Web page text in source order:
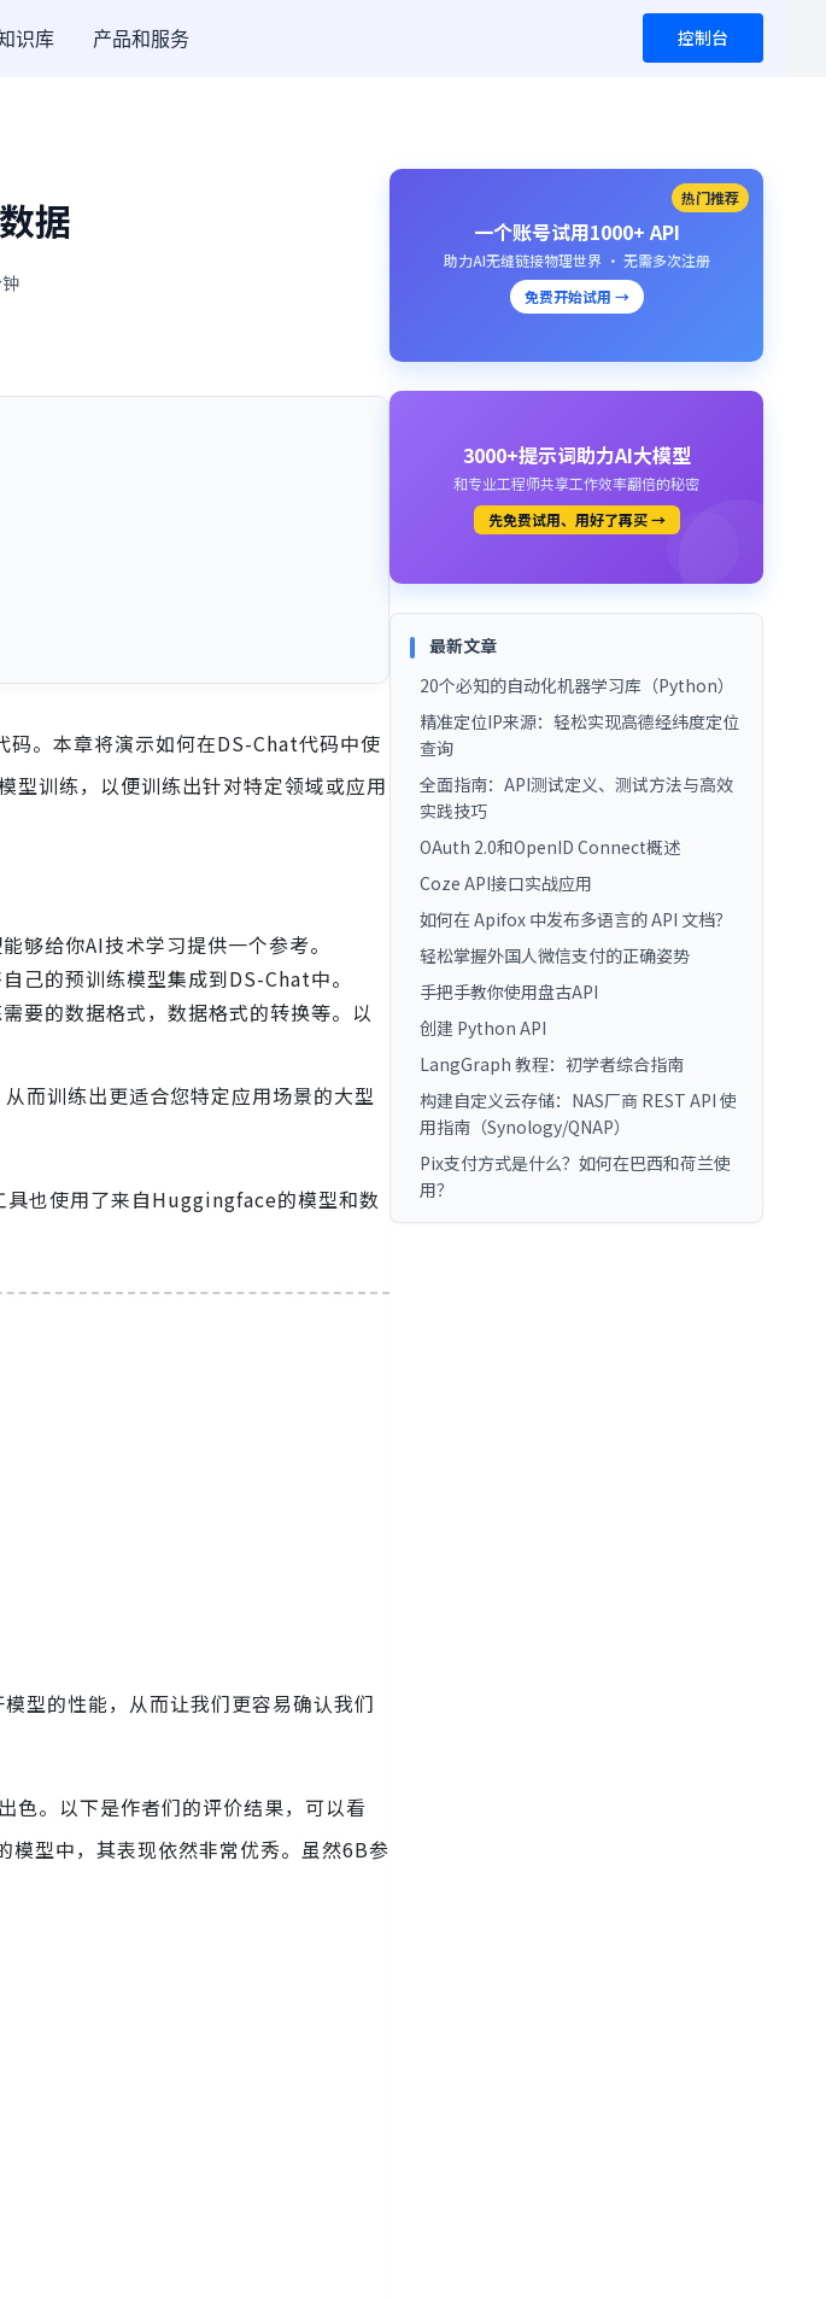
识库 产品和服务 控制台
据
。本章将演示如何在DS-Chat代码中使
训练，以便训练出针对特定领域或应用
够给你AI技术学习提供一个参考。
己的预训练模型集成到DS-Chat中。
要的数据格式，数据格式的转换等。以
而训练出更适合您特定应用场景的大型
也使用了来自Huggingface的模型和数
型的性能，从而让我们更容易确认我们
。以下是作者们的评价结果，可以看
型中，其表现依然非常优秀。虽然6B参
热门推荐
一个账号试用1000+ API
助力AI无缝链接物理世界 · 无需多次注册
免费开始试用 →
3000+提示词助力AI大模型
和专业工程师共享工作效率翻倍的秘密
先免费试用、用好了再买 →
最新文章
20个必知的自动化机器学习库（Python）
精准定位IP来源：轻松实现高德经纬度定位
查询
全面指南：API测试定义、测试方法与高效
实践技巧
OAuth 2.0和OpenID Connect概述
Coze API接口实战应用
如何在 Apifox 中发布多语言的 API 文档？
轻松掌握外国人微信支付的正确姿势
手把手教你使用盘古API
创建 Python API
LangGraph 教程：初学者综合指南
构建自定义云存储：NAS厂商 REST API 使
用指南（Synology/QNAP）
Pix支付方式是什么？如何在巴西和荷兰使
用？